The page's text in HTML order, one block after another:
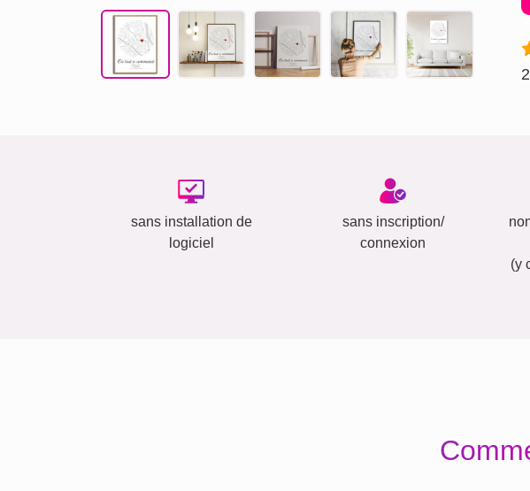
sans installation de
logiciel
sans inscription/
connexion
(y